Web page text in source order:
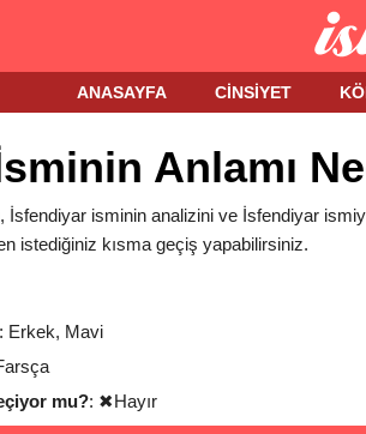
ANASAYFA CINSIYET
Anlamı
, İsfendiyar isminin analizini ve İsfendiyar
istediğiniz kısma geçiş yapabilirsiniz.
: Erkek, Mavi
mu?: ✖Hayır